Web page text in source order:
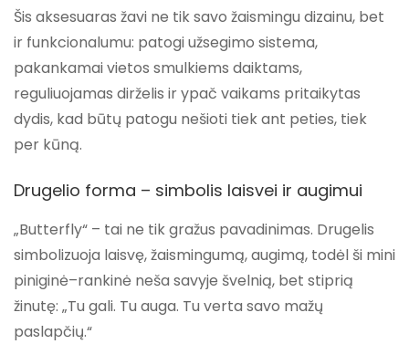
Šis aksesuaras žavi ne tik savo žaismingu dizainu, bet
ir funkcionalumu: patogi užsegimo sistema,
pakankamai vietos smulkiems daiktams,
reguliuojamas dirželis ir ypač vaikams pritaikytas
dydis, kad būtų patogu nešioti tiek ant peties, tiek
per kūną.
Drugelio forma – simbolis laisvei ir augimui
„Butterfly“ – tai ne tik gražus pavadinimas. Drugelis
simbolizuoja laisvę, žaismingumą, augimą, todėl ši mini
piniginė–rankinė neša savyje švelnią, bet stiprią
žinutę: „Tu gali. Tu auga. Tu verta savo mažų
paslapčių.“